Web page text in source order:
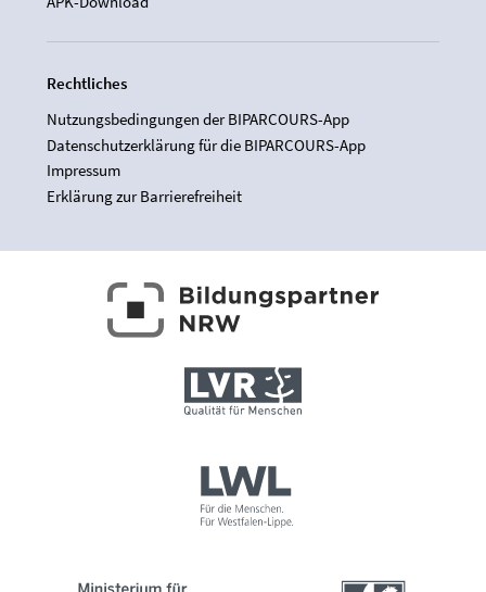
Rechtliches
Nutzungsbedingungen der BIPARCOURS-App
Datenschutzerklärung für die BIPARCOURS-App
Impressum
Erklärung zur Barrierefreiheit